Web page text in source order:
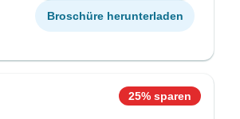
Broschüre herunterladen
25% sparen